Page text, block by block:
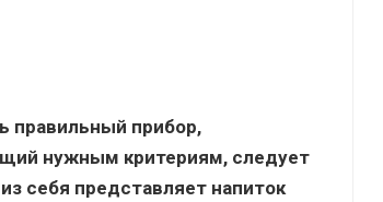
правильный прибор,
нужным критериям, следует
себя представляет напиток